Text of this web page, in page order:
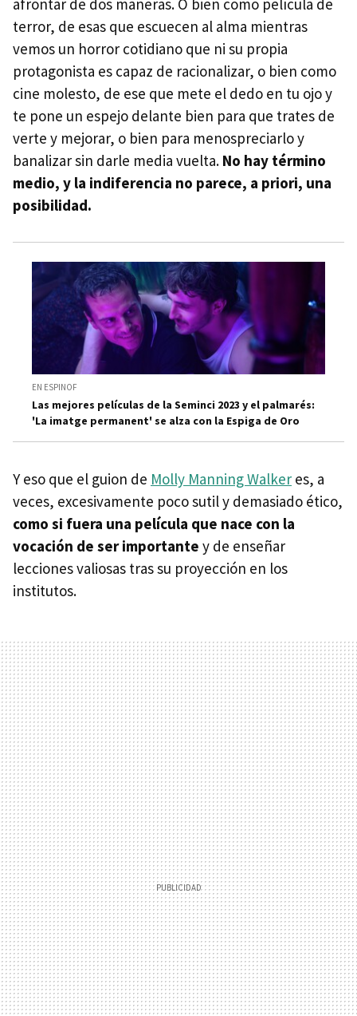
afrontar de dos maneras. O bien como película de
terror, de esas que escuecen al alma mientras
vemos un horror cotidiano que ni su propia
protagonista es capaz de racionalizar, o bien como
cine molesto, de ese que mete el dedo en tu ojo y
te pone un espejo delante bien para que trates de
verte y mejorar, o bien para menospreciarlo y
banalizar sin darle media vuelta. No hay término
medio, y la indiferencia no parece, a priori, una
posibilidad.
EN ESPINOF
Las mejores películas de la Seminci 2023 y el palmarés:
'La imatge permanent' se alza con la Espiga de Oro
Y eso que el guion de Molly Manning Walker es, a
veces, excesivamente poco sutil y demasiado ético,
como si fuera una película que nace con la
vocación de ser importante y de enseñar
lecciones valiosas tras su proyección en los
institutos.